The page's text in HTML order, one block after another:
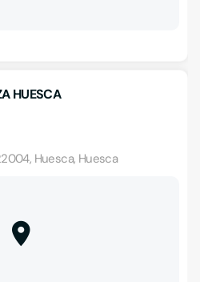
HUESCA
Huesca, Huesca